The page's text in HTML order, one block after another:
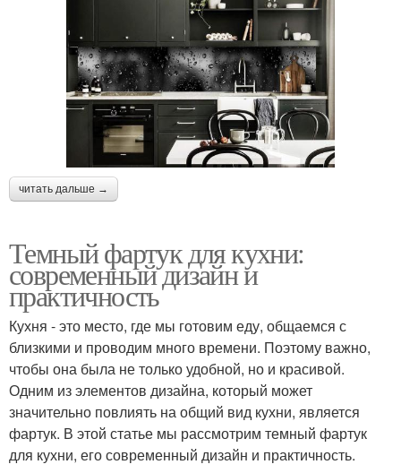
читать дальше →
Темный фартук для кухни:
современный дизайн и
практичность
Кухня - это место, где мы готовим еду, общаемся с
близкими и проводим много времени. Поэтому важно,
чтобы она была не только удобной, но и красивой.
Одним из элементов дизайна, который может
значительно повлиять на общий вид кухни, является
фартук. В этой статье мы рассмотрим темный фартук
для кухни, его современный дизайн и практичность.